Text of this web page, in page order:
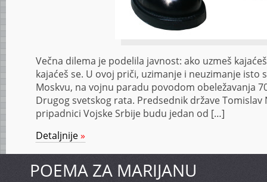
Večna dilema je podelila javnost: ako uzmeš
kajaćeš se. U ovoj priči, uzimanje i neuzimanje isto
Moskvu, na vojnu paradu povodom obeležavanja
Drugog svetskog rata. Predsednik države
pripadnici Vojske Srbije budu jedan od […]
Detaljnije»
POEMA ZA MARIJANU